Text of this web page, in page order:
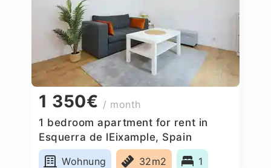
1 350€ / month
1 bedroom apartment for rent in
Esquerra de lEixample, Spain
Wohnung
32m2 1